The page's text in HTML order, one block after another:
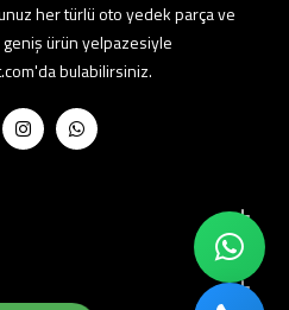
her türlü oto yedek parça ve
ürün yelpazesiyle
bulabilirsiniz.